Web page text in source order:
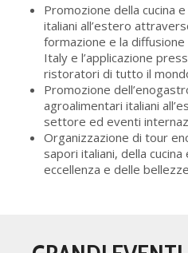
Promozione della cucina
italiani all’estero
formazione e la
Italy e l’applicazione
ristoratori di tutto il
Promozione
agroalimentari italiani
settore ed eventi
Organizzazione di tour
sapori italiani, della
eccellenza e delle